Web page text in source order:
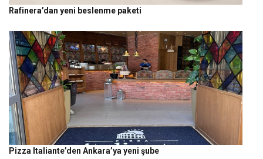
Rafinera’dan yeni beslenme paketi
Pizza Italiante’den Ankara’ya yeni şube